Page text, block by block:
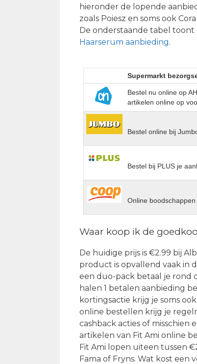
hieronder de lopende
zoals Poiesz en soms ook
De onderstaande tabel
Haarserum aanbieding.
Supermarkt
Bestel nu online op
artikelen online op
Bestel online bij
Bestel bij PLUS je
Online
Waar koop ik de
De huidige prijs is €2.99 bij
product is opvallend vaak in
een duo-pack betaal je rond
halen 1 betalen aanbieding
kortingsactie krijg je soms
online bestellen krijg je
cashback acties of misschien
artikelen van Fit Ami online
Fit Ami lopen uiteen tussen
Fama of Fryns. Wat kost een